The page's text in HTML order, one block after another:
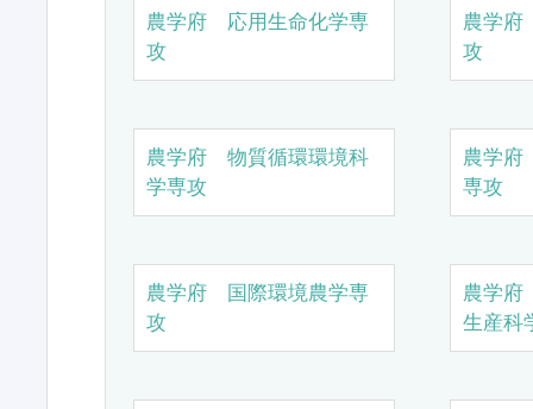
農学府 応用生命化学専
攻
農学
攻
農学府 物質循環環境科
学専攻
農学
専攻
農学府 国際環境農学専
攻
農学
生産科